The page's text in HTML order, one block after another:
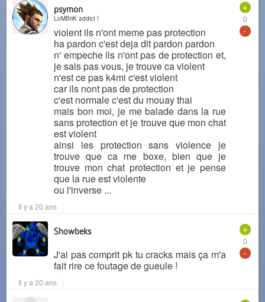
+
0
-
psymon
LoMBriK addict !
violent ils n'ont meme pas protection
ha pardon c'est deja dit pardon pardon
n' empeche ils n'ont pas de protection et,
je sais pas vous, je trouve ca violent
n'est ce pas k4mi c'est violent
car ils nont pas de protection
c'est normale c'est du mouay thai
mais bon moi, je me balade dans la rue
sans protection et je trouve que mon chat
est violent
ainsi les protection sans violence je
trouve que ca me boxe, bien que je
trouve mon chat protection et je pense
que la rue est violente
ou l'inverse ...
Il y a 20 ans
+
0
-
Showbeks
J'ai pas comprit pk tu cracks mais ça m'a
fait rire ce foutage de gueule !
Il y a 20 ans